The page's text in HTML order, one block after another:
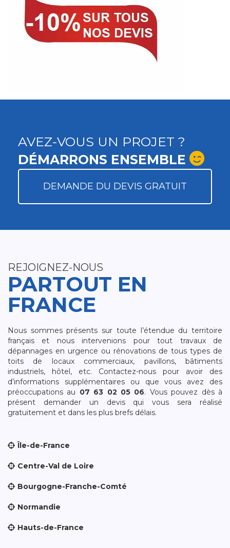
AVEZ-VOUS UN PROJET ?
DÉMARRONS ENSEMBLE
DEMANDE DU DEVIS GRATUIT
REJOIGNEZ-NOUS
PARTOUT EN
FRANCE
Nous sommes présents sur toute l’étendue du territoire
français et nous intervenions pour tout travaux de
dépannages en urgence ou rénovations de tous types de
toits de locaux commerciaux, pavillons, bâtiments
industriels, hôtel, etc. Contactez-nous pour avoir des
d’informations supplémentaires ou que vous avez des
préoccupations au 07 63 02 05 06. Vous pouvez dès à
présent demander un devis qui vous sera réalisé
gratuitement et dans les plus brefs délais.
Île-de-France
Centre-Val de Loire
Bourgogne-Franche-Comté
Normandie
Hauts-de-France